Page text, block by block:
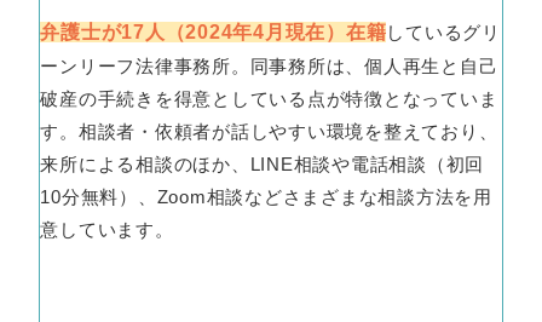
弁護士が17人（2024年4月現在）在籍しているグリ
ーンリーフ法律事務所。同事務所は、個人再生と自己
破産の手続きを得意としている点が特徴となっていま
す。相談者・依頼者が話しやすい環境を整えており、
来所による相談のほか、LINE相談や電話相談（初回
10分無料）、Zoom相談などさまざまな相談方法を用
意しています。